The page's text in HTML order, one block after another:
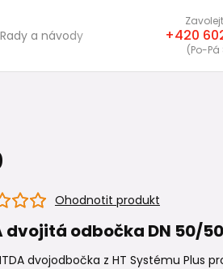
Rady a návody +420
(Po-Pá
Ohodnotit produkt
dvojitá odbočka DN 50/
dvojodbočka z HT Systému Plus